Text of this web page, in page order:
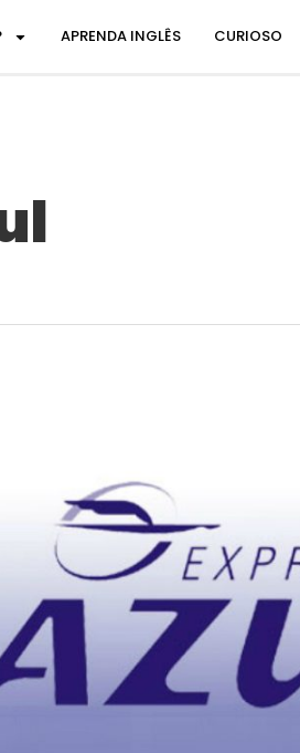
APRENDA INGLÊS CURIOSO